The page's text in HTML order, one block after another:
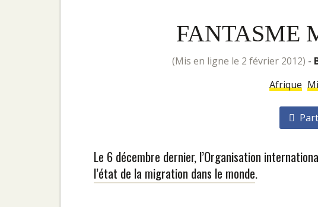
FANTASME
(mis en ligne le 2 février 2012) -
Afrique
Le 6 décembre dernier, l’Organisation
l’état de la migration dans le monde.